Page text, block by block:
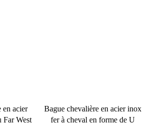
en acier
Far West
Bague chevalière en acier inox
fer à cheval en forme de U